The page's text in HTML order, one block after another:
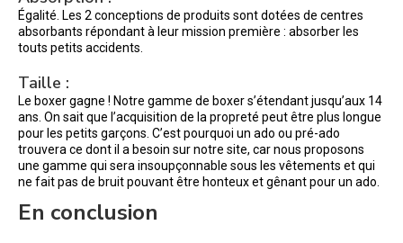
Égalité. Les 2 conceptions de produits sont dotées de centres
absorbants répondant à leur mission première : absorber les
touts petits accidents.
Taille :
Le boxer gagne ! Notre gamme de boxer s’étendant jusqu’aux 14
ans. On sait que l’acquisition de la propreté peut être plus longue
pour les petits garçons. C’est pourquoi un ado ou pré-ado
trouvera ce dont il a besoin sur notre site, car nous proposons
une gamme qui sera insoupçonnable sous les vêtements et qui
ne fait pas de bruit pouvant être honteux et gênant pour un ado.
En conclusion